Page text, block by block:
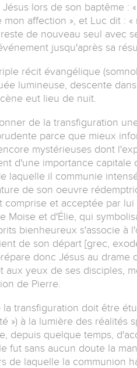
lors de son baptême :
affection », et Luc dit : «
de nouveau seul avec
jusqu'après sa
récit évangélique
lumineuse, descente
eut lieu de nuit.
de la transfiguration
parce que mieux
mystérieuses dont
d'une importance capitale
laquelle il communie
de son oeuvre
et acceptée par lui
Moise et d'Élie, qui
bienheureux s'associe à
de son départ [grec,
donc Jésus au drame
aux yeux de ses disciples,
de Pierre.
transfiguration doit être
») à la lumière des réalités
depuis quelque temps,
fut sans aucun doute la
de laquelle la communion